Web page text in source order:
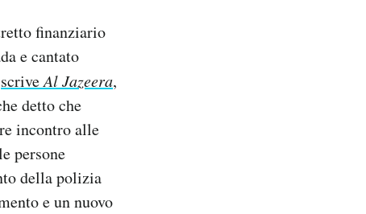
finanziario
e cantato
scriveAl Jazeera,
detto che
incontro alle
persone
della polizia
e un nuovo